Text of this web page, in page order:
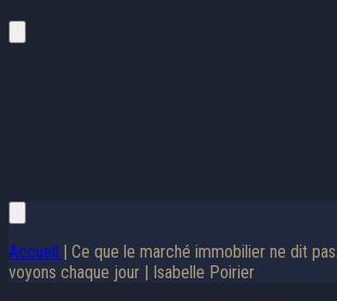
Accueil | Ce que le marché immobilier ne dit
voyons chaque jour | Isabelle Poirier